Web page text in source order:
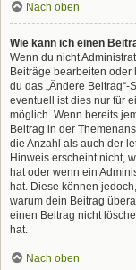
Nach oben
Wie kann ich einen
Wenn du nicht
Beiträge bearbeiten
du das „Ändere
eventuell ist dies nur für
möglich. Wenn bereits
Beitrag in der
die Anzahl als auch der
Hinweis erscheint nicht,
hat oder wenn ein
hat. Diese können
warum dein Beitrag
einen Beitrag nicht
hat.
Nach oben